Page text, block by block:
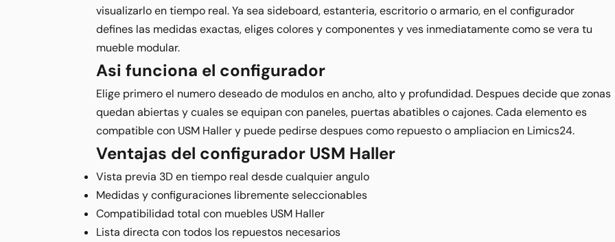
visualizarlo en tiempo real. Ya sea sideboard, estanteria, escritorio o armario, en el configurador
defines las medidas exactas, eliges colores y componentes y ves inmediatamente como se vera tu
mueble modular.
Asi funciona el configurador
Elige primero el numero deseado de modulos en ancho, alto y profundidad. Despues decide que zonas
quedan abiertas y cuales se equipan con paneles, puertas abatibles o cajones. Cada elemento es
compatible con USM Haller y puede pedirse despues como repuesto o ampliacion en Limics24.
Ventajas del configurador USM Haller
Vista previa 3D en tiempo real desde cualquier angulo
Medidas y configuraciones libremente seleccionables
Compatibilidad total con muebles USM Haller
Lista directa con todos los repuestos necesarios